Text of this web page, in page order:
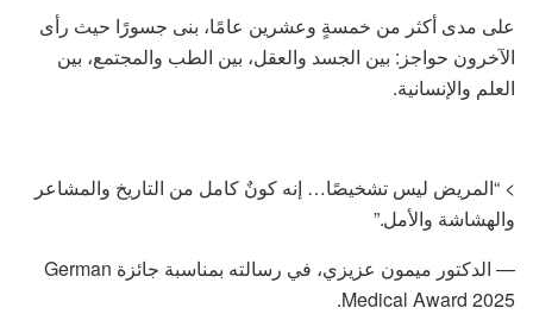
على مدى أكثر من خمسةٍ وعشرين عامًا، بنى جسورًا حيث رأى
الآخرون حواجز: بين الجسد والعقل، بين الطب والمجتمع، بين
العلم والإنسانية.
> “المريض ليس تشخيصًا… إنه كونٌ كامل من التاريخ والمشاعر
والهشاشة والأمل.”
— الدكتور ميمون عزيزي، في رسالته بمناسبة جائزة German
Medical Award 2025.